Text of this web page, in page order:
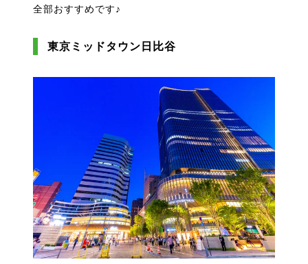
全部おすすめです♪
東京ミッドタウン日比谷